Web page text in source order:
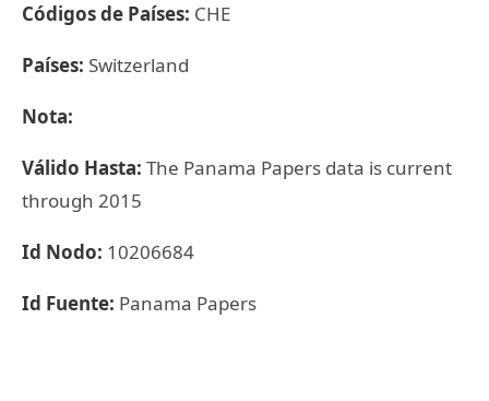
Códigos de Países: CHE
Países: Switzerland
Nota:
Válido Hasta: The Panama Papers data is current
through 2015
Id Nodo: 10206684
Id Fuente: Panama Papers